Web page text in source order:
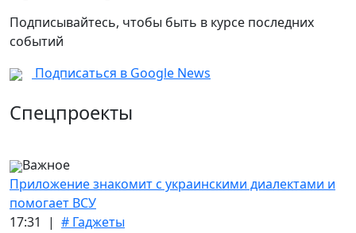
Подписывайтесь, чтобы быть в курсе последних
событий
Подписаться в Google News
Спецпроекты
Важное
Приложение знакомит с украинскими диалектами и
помогает ВСУ
17:31 | # Гаджеты